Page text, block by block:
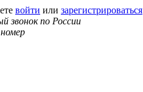
войти или зарегистрироваться
звонок по России